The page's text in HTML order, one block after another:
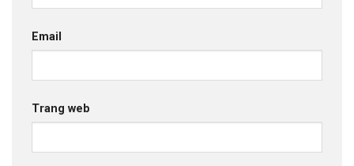
Email
Trang web